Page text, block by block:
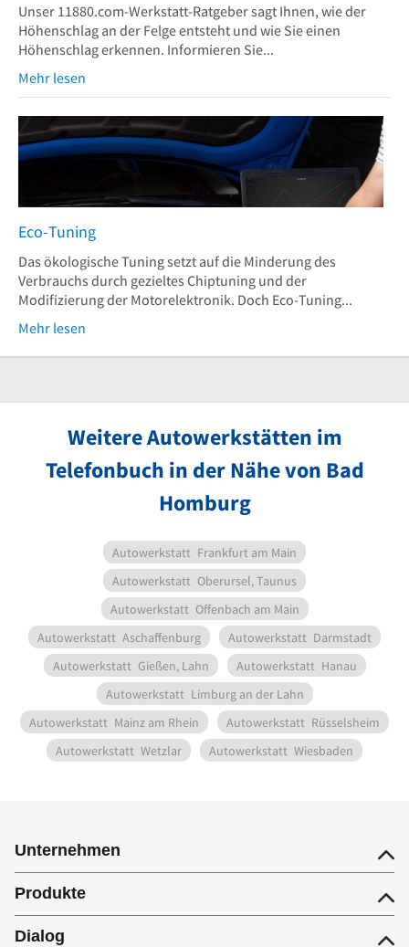
Unser 11880.com-Werkstatt-Ratgeber sagt Ihnen, wie der
Höhenschlag an der Felge entsteht und wie Sie einen
Höhenschlag erkennen. Informieren Sie...
Mehr lesen
Eco-Tuning
Das ökologische Tuning setzt auf die Minderung des
Verbrauchs durch gezieltes Chiptuning und der
Modifizierung der Motorelektronik. Doch Eco-Tuning...
Mehr lesen
Weitere Autowerkstätten im
Telefonbuch in der Nähe von Bad
Homburg
Autowerkstatt Frankfurt am Main
Autowerkstatt Oberursel, Taunus
Autowerkstatt Offenbach am Main
Autowerkstatt Aschaffenburg Autowerkstatt Darmstadt
Autowerkstatt Gießen, Lahn Autowerkstatt Hanau
Autowerkstatt Limburg an der Lahn
Autowerkstatt Mainz am Rhein Autowerkstatt Rüsselsheim
Autowerkstatt Wetzlar Autowerkstatt Wiesbaden
Unternehmen
Produkte
Dialog